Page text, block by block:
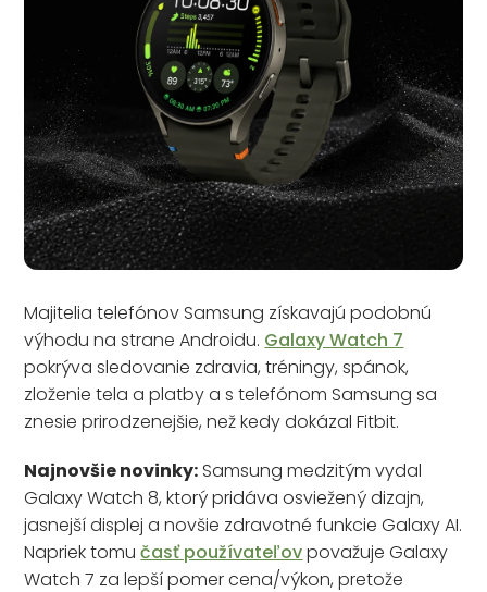
Majitelia telefónov Samsung získavajú podobnú
výhodu na strane Androidu. Galaxy Watch 7
pokrýva sledovanie zdravia, tréningy, spánok,
zloženie tela a platby a s telefónom Samsung sa
znesie prirodzenejšie, než kedy dokázal Fitbit.
Najnovšie novinky: Samsung medzitým vydal
Galaxy Watch 8, ktorý pridáva osviežený dizajn,
jasnejší displej a novšie zdravotné funkcie Galaxy AI.
Napriek tomučasť používateľovpovažuje Galaxy
Watch 7 za lepší pomer cena/výkon, pretože